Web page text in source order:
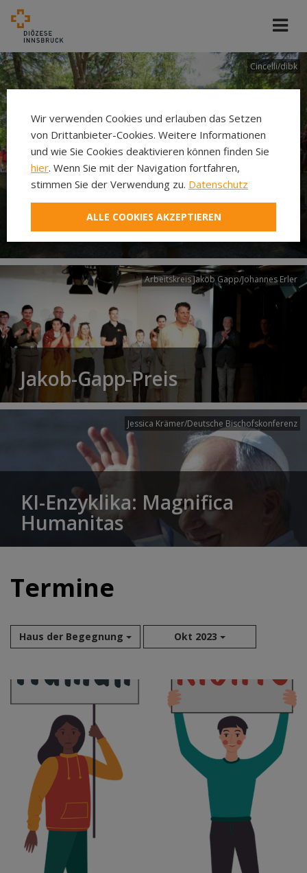
Cincelli/dibk
Neuer Pilgerweg Via
Laudato si’
Arbeitskreis Jakob Gapp/Johannes Erler
Jakob-Gapp-Preis
Jessica Krämer/Deutsche Bischofskonferenz
KI-Enzyklika: Magnifica
Humanitas
Termine
Haus der Begegnung Okt 2023
Aug 2026
Sep 2026
Okt 2026
Nov 2026
Dez 2026
Jan 2027
Wir verwenden Cookies und erlauben das Setzen
von Drittanbieter-Cookies. Weitere Informationen
und wie Sie Cookies deaktivieren können finden Sie
hier. Wenn Sie mit der Navigation fortfahren,
stimmen Sie der Verwendung zu. Datenschutz
ALLE COOKIES AKZEPTIEREN